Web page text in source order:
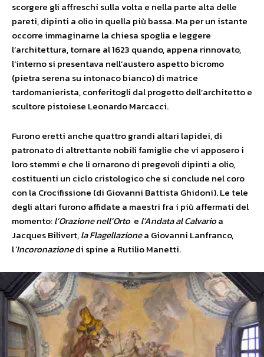
scorgere gli affreschi sulla volta e nella parte alta delle
pareti, dipinti a olio in quella più bassa. Ma per un istante
occorre immaginarne la chiesa spoglia e leggere
l’architettura, tornare al 1623 quando, appena rinnovato,
l’interno si presentava nell’austero aspetto bicromo
(pietra serena su intonaco bianco) di matrice
tardomanierista, conferitogli dal progetto dell’architetto e
scultore pistoiese Leonardo Marcacci.
Furono eretti anche quattro grandi altari lapidei, di
patronato di altrettante nobili famiglie che vi apposero i
loro stemmi e che li ornarono di pregevoli dipinti a olio,
costituenti un ciclo cristologico che si conclude nel coro
con la Crocifissione (di Giovanni Battista Ghidoni). Le tele
degli altari furono affidate a maestri fra i più affermati del
momento:l’Orazionenell’Orto e l’AndataalCalvarioa
Jacques Bilivert,la Flagellazionea Giovanni Lanfranco,
l’Incoronazionedi spine a Rutilio Manetti.